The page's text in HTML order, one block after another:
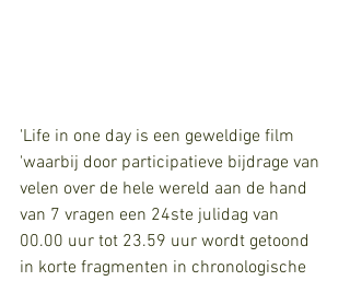
'Life in one day is een geweldige film
'waarbij door participatieve bijdrage van
velen over de hele wereld aan de hand
van 7 vragen een 24ste julidag van
00.00 uur tot 23.59 uur wordt getoond
in korte fragmenten in chronologische